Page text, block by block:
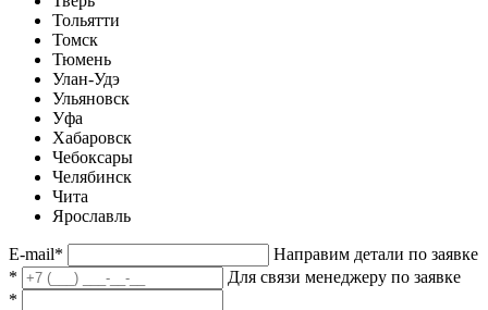
Тольятти
Томск
Тюмень
Улан-Удэ
Ульяновск
Уфа
Хабаровск
Чебоксары
Челябинск
Чита
Ярославль
E-mail*
Направим детали по заявке
*
Для связи менеджеру по заявке
*